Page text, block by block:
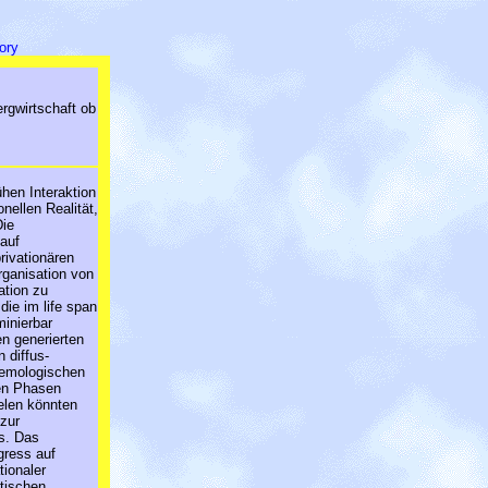
ob
Interaktion
Realität,
von
zu
im life span
generierten
diffus-
Phasen
könnten
Das
auf